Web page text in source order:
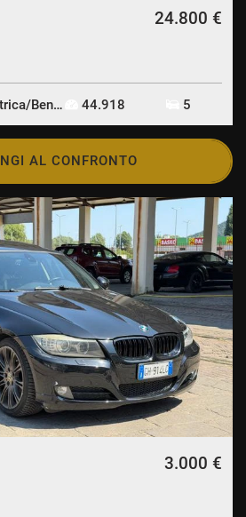
24.800 €
Benzina 44.918 5
AL CONFRONTO
3.000 €